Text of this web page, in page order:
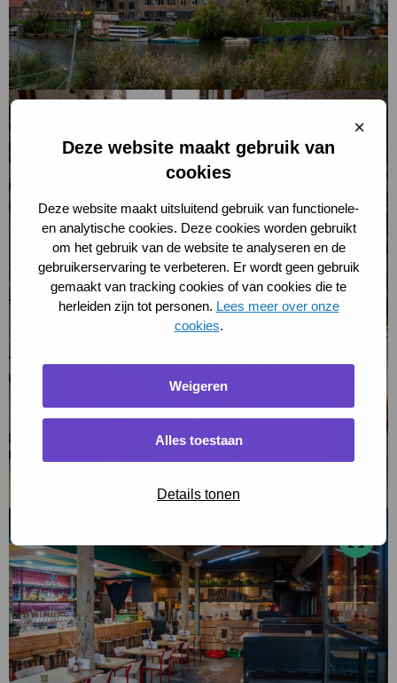
Deze website maakt gebruik van
cookies
Deze website maakt uitsluitend gebruik van functionele-
en analytische cookies. Deze cookies worden gebruikt
om het gebruik van de website te analyseren en de
gebruikerservaring te verbeteren. Er wordt geen gebruik
gemaakt van tracking cookies of van cookies die te
herleiden zijn tot personen. Lees meer over onze
cookies.
Weigeren
Alles toestaan
Details tonen
Sluit
water
Bekijk
foto
over
U-
vormige
oksel
Moengebouw
Bekijk
Interieur
foto
over
Barkade